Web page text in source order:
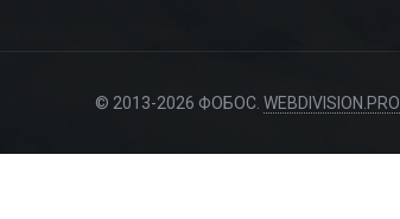
© 2013-2026 ФОБОС. WEBDIVISION.PRO